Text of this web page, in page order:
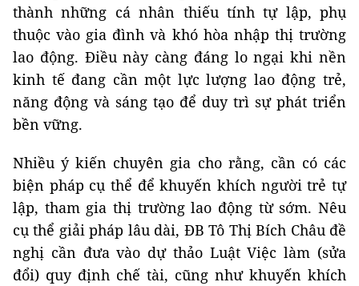
thành những cá nhân thiếu tính tự lập, phụ
thuộc vào gia đình và khó hòa nhập thị trường
lao động. Điều này càng đáng lo ngại khi nền
kinh tế đang cần một lực lượng lao động trẻ,
năng động và sáng tạo để duy trì sự phát triển
bền vững.
Nhiều ý kiến chuyên gia cho rằng, cần có các
biện pháp cụ thể để khuyến khích người trẻ tự
lập, tham gia thị trường lao động từ sớm. Nêu
cụ thể giải pháp lâu dài, ĐB Tô Thị Bích Châu đề
nghị cần đưa vào dự thảo Luật Việc làm (sửa
đổi) quy định chế tài, cũng như khuyến khích